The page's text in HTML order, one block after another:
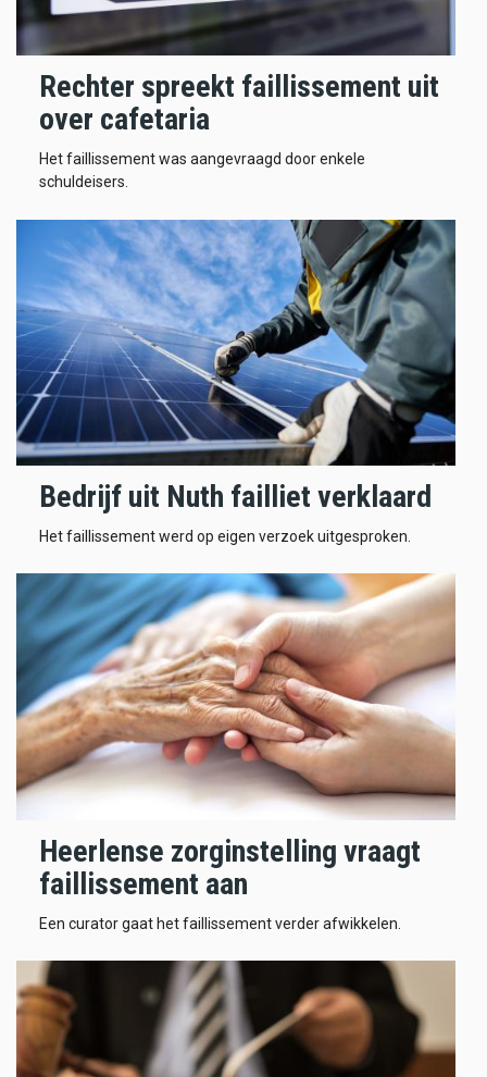
Rechter spreekt faillissement uit
over cafetaria
Het faillissement was aangevraagd door enkele
schuldeisers.
Bedrijf uit Nuth failliet verklaard
Het faillissement werd op eigen verzoek uitgesproken.
Heerlense zorginstelling vraagt
faillissement aan
Een curator gaat het faillissement verder afwikkelen.